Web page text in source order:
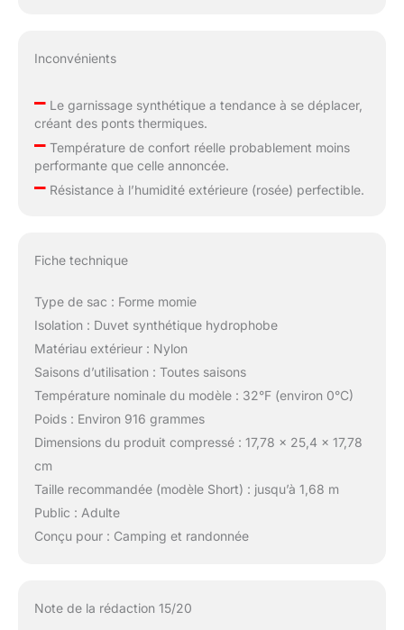
Inconvénients
–Le garnissage synthétique a tendance à se déplacer,
créant des ponts thermiques.
–Température de confort réelle probablement moins
performante que celle annoncée.
–Résistance à l’humidité extérieure (rosée) perfectible.
Fiche technique
Type de sac : Forme momie
Isolation : Duvet synthétique hydrophobe
Matériau extérieur : Nylon
Saisons d’utilisation : Toutes saisons
Température nominale du modèle : 32°F (environ 0°C)
Poids : Environ 916 grammes
Dimensions du produit compressé : 17,78 x 25,4 x 17,78
cm
Taille recommandée (modèle Short) : jusqu’à 1,68 m
Public : Adulte
Conçu pour : Camping et randonnée
Note de la rédaction 15/20